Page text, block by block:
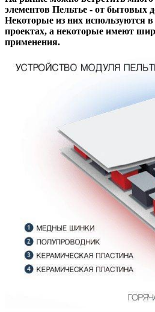
элементов Пельтье - от
Некоторые из них используются
проектах, а некоторые имеют
применения.